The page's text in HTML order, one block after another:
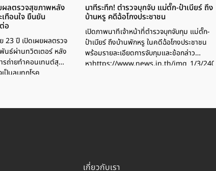
ผลตรวจสุขภาพหลัง
ทือนใจ ยืนยัน
อ
23 ปี เปิดเผยผลตรวจ
นธ์ผ่านทวิตเตอร์ หลัง
รถ่ายทำคอนเทนต์สุด
ป็นลบทุกโรค
นาทีระทึก! ตำรวจบุกจับ แม่ตั๊ก-ป๋าเบียร์ ถึง
บ้านหรู คดีฉ้อโกงประชาชน
เปิดภาพนาทีเจ้าหน้าที่ตำรวจบุกจับกุม แม่ตั๊ก-
ป๋าเบียร์ ถึงบ้านพักหรู ในคดีฉ้อโกงประชาชน
พร้อมรายละเอียดการจับกุมและข้อกล่าว
หาhttps://www.news.in.th/img_1/3/
เกี่ยวกับเรา